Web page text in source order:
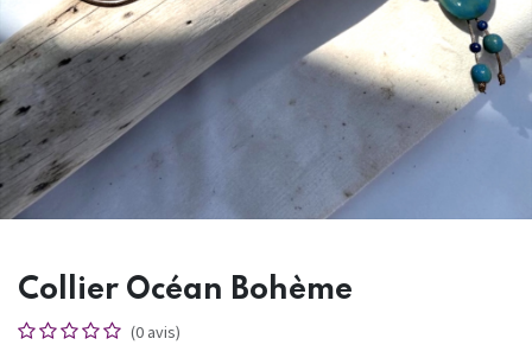
Collier Océan Bohème
(0 avis)